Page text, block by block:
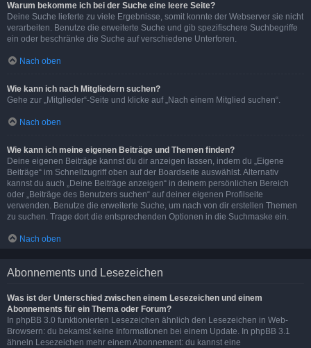
Warum bekomme ich bei der Suche eine leere Seite?
Deine Suche lieferte zu viele Ergebnisse, somit konnte der Webserver sie nicht
verarbeiten. Benutze die erweiterte Suche und gib spezifischere Suchbegriffe
ein oder beschränke die Suche auf verschiedene Unterforen.
Nach oben
Wie kann ich nach Mitgliedern suchen?
Gehe zur „Mitglieder“-Seite und klicke auf „Nach einem Mitglied suchen“.
Nach oben
Wie kann ich meine eigenen Beiträge und Themen finden?
Deine eigenen Beiträge kannst du dir anzeigen lassen, indem du „Eigene
Beiträge“ im Schnellzugriff oben auf der Boardseite auswählst. Alternativ
kannst du auch „Deine Beiträge anzeigen“ in deinem persönlichen Bereich
oder „Beiträge des Benutzers suchen“ auf deiner eigenen Profilseite
verwenden. Benutze die erweiterte Suche, um nach von dir erstellen Themen
zu suchen. Trage dort die entsprechenden Optionen in die Suchmaske ein.
Nach oben
Abonnements und Lesezeichen
Was ist der Unterschied zwischen einem Lesezeichen und einem
Abonnements für ein Thema oder Forum?
In phpBB 3.0 funktionierten Lesezeichen ähnlich den Lesezeichen in Web-
Browsern: du bekamst keine Informationen bei einem Update. In phpBB 3.1
ähneln Lesezeichen mehr einem Abonnement: du kannst eine